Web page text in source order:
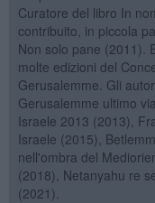
Curatore del libro In
contribuito, in piccola
Non solo pane (2011).
molte edizioni del
Gerusalemme. Gli
Gerusalemme ultimo
Israele 2013 (2013),
Israele (2015),
nell'ombra del
(2018), Netanyahu re
(2021).